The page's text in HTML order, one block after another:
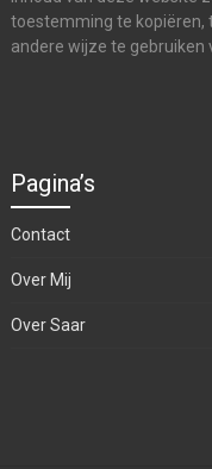
toestemming te kopiëren,
andere wijze te gebruiken
Pagina’s
Contact
Over Mij
Over Saar